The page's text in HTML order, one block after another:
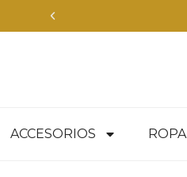
ACCESORIOS ROPA